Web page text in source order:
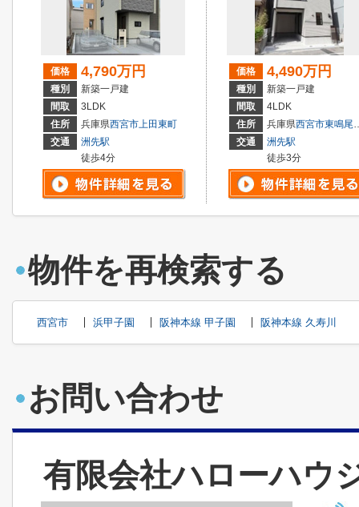
価格 4,790万円
種別
新築一戸建
間取
3LDK
住所
兵庫県西宮市上田東町
交通
洲先駅
徒歩4分
価格 4,490万円
種別
新築一戸建
間取
4LDK
住所
兵庫県西宮市東鳴尾町
交通
洲先駅
徒歩3分
物件を再検索する
西宮市 浜甲子園 阪神本線 甲子園 阪神本線 久寿川
お問い合わせ
有限会社ハローハウ